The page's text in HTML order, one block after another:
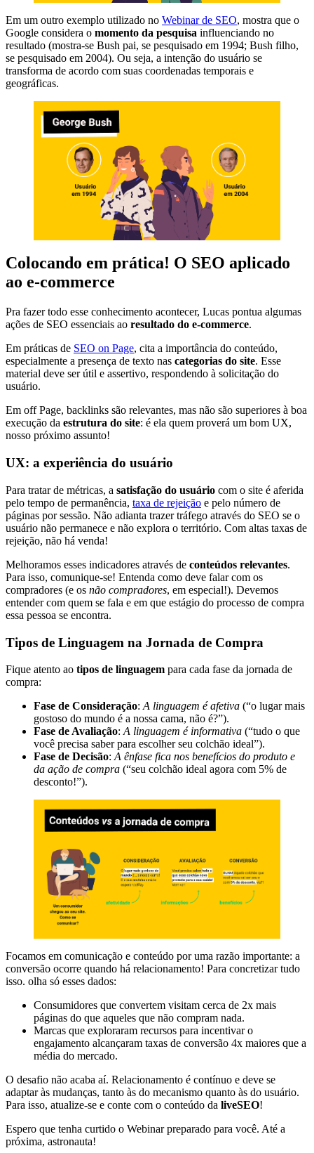
Em um outro exemplo utilizado no Webinar de SEO, mostra que o
Google considera o momento da pesquisa influenciando no
resultado (mostra-se Bush pai, se pesquisado em 1994; Bush filho,
se pesquisado em 2004). Ou seja, a intenção do usuário se
transforma de acordo com suas coordenadas temporais e
geográficas.
Colocando em prática! O SEO aplicado
ao e-commerce
Pra fazer todo esse conhecimento acontecer, Lucas pontua algumas
ações de SEO essenciais ao resultado do e-commerce.
Em práticas de SEO on Page, cita a importância do conteúdo,
especialmente a presença de texto nas categorias do site. Esse
material deve ser útil e assertivo, respondendo à solicitação do
usuário.
Em off Page, backlinks são relevantes, mas não são superiores à boa
execução da estrutura do site: é ela quem proverá um bom UX,
nosso próximo assunto!
UX: a experiência do usuário
Para tratar de métricas, a satisfação do usuário com o site é aferida
pelo tempo de permanência, taxa de rejeição e pelo número de
páginas por sessão. Não adianta trazer tráfego através do SEO se o
usuário não permanece e não explora o território. Com altas taxas de
rejeição, não há venda!
Melhoramos esses indicadores através de conteúdos relevantes.
Para isso, comunique-se! Entenda como deve falar com os
compradores (e os não compradores, em especial!). Devemos
entender com quem se fala e em que estágio do processo de compra
essa pessoa se encontra.
Tipos de Linguagem na Jornada de Compra
Fique atento ao tipos de linguagem para cada fase da jornada de
compra:
Fase de Consideração: A linguagem é afetiva (“o lugar mais
gostoso do mundo é a nossa cama, não é?”).
Fase de Avaliação: A linguagem é informativa (“tudo o que
você precisa saber para escolher seu colchão ideal”).
Fase de Decisão: A ênfase fica nos benefícios do produto e
da ação de compra (“seu colchão ideal agora com 5% de
desconto!”).
Focamos em comunicação e conteúdo por uma razão importante: a
conversão ocorre quando há relacionamento! Para concretizar tudo
isso. olha só esses dados:
Consumidores que convertem visitam cerca de 2x mais
páginas do que aqueles que não compram nada.
Marcas que exploraram recursos para incentivar o
engajamento alcançaram taxas de conversão 4x maiores que a
média do mercado.
O desafio não acaba aí. Relacionamento é contínuo e deve se
adaptar às mudanças, tanto às do mecanismo quanto às do usuário.
Para isso, atualize-se e conte com o conteúdo da liveSEO!
Espero que tenha curtido o Webinar preparado para você. Até a
próxima, astronauta!